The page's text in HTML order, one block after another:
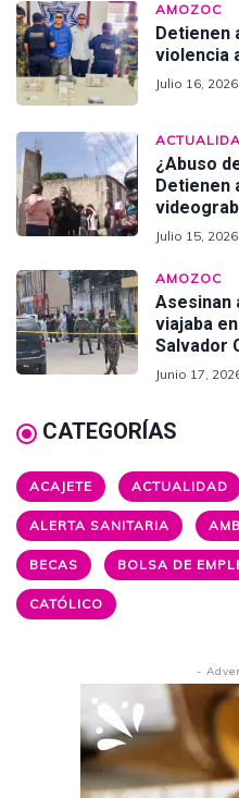
AMOZOC
Detienen
violencia
Julio 16, 2026
¿Abuso
Detienen
Julio 15, 2026
AMOZOC
Asesinan
viajaba
Salvador
Junio 17,
CATEGORÍAS
ACAJETE ACTUALIDAD
ALERTA SANITARIA
BECAS BOLSA DE
CATÓLICO
-